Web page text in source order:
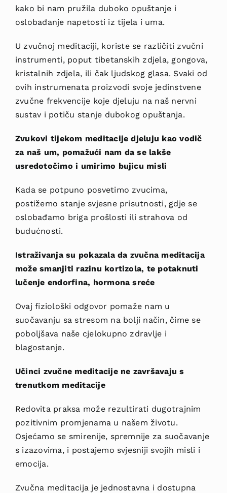
kako bi nam pružila duboko opuštanje i
oslobađanje napetosti iz tijela i uma.
U zvučnoj meditaciji, koriste se različiti zvučni
instrumenti, poput tibetanskih zdjela, gongova,
kristalnih zdjela, ili čak ljudskog glasa. Svaki od
ovih instrumenata proizvodi svoje jedinstvene
zvučne frekvencije koje djeluju na naš nervni
sustav i potiču stanje dubokog opuštanja.
Zvukovi tijekom meditacije djeluju kao vodič
za naš um, pomažući nam da se lakše
usredotočimo i umirimo bujicu misli
Kada se potpuno posvetimo zvucima,
postižemo stanje svjesne prisutnosti, gdje se
oslobađamo briga prošlosti ili strahova od
budućnosti.
Istraživanja su pokazala da zvučna meditacija
možesmanjiti razinu kortizola, te potaknuti
lučenje endorfina, hormona sreće
Ovaj fiziološki odgovor pomaže nam u
suočavanju sa stresom na bolji način, čime se
poboljšava naše cjelokupno zdravlje i
blagostanje.
Učinci zvučne meditacije ne završavaju s
trenutkom meditacije
Redovita praksa može rezultirati dugotrajnim
pozitivnim promjenama u našem životu.
Osjećamo se smirenije, spremnije za suočavanje
s izazovima, i postajemo svjesniji svojih misli i
emocija.
Zvučna meditacija je jednostavna i dostupna